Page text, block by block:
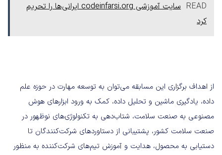
READ
سایت آموزشی codeinfarsi.org ایرانی‌ها را تحریم
کرد
از اهداف برگزاری این مسابقه می‌توان به توسعه مهارت‌ در حوزه علم
داده، یادگیری ماشین و تحلیل داده، کمک به ورود ابزارهای هوش
مصنوعی به صنعت سلامت، شتاب‌دهی به تکنولوژی‌های نوظهور در
صنعت سلامت کشور، پشتیبانی از دستاوردهای شرکت‌کنندگان تا
دستیابی به محصول، هدایت و آموزش تیم‌های شرکت‌کننده به منظور